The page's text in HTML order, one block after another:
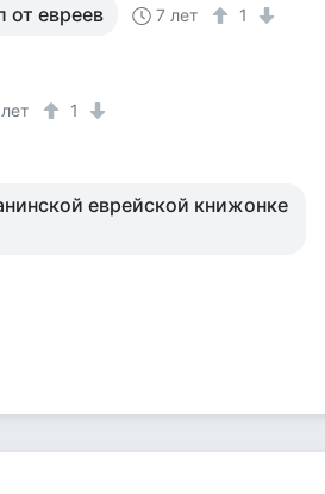
от евреев 7 лет 1
1
еврейской книжонке